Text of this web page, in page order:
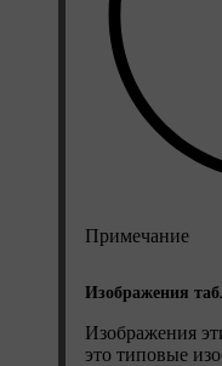
Примечание
Изображения
Изображения
это типовые